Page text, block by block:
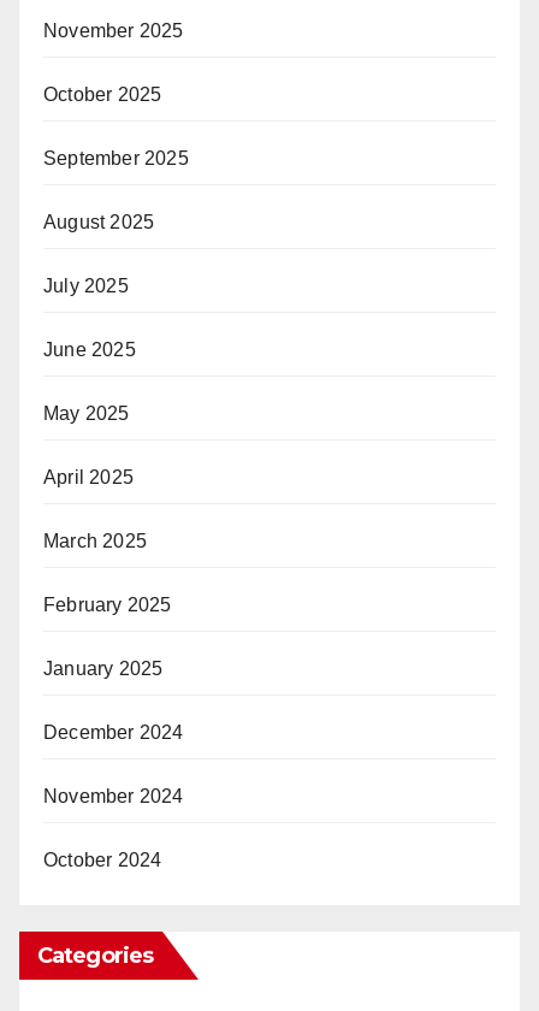
November 2025
October 2025
September 2025
August 2025
July 2025
June 2025
May 2025
April 2025
March 2025
February 2025
January 2025
December 2024
November 2024
October 2024
Categories